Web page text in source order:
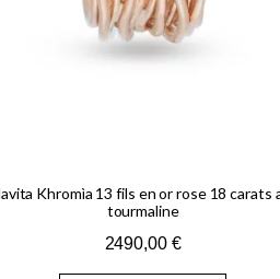
Khromìa 13 fils en or rose 18 carats
tourmaline
2490,00 €